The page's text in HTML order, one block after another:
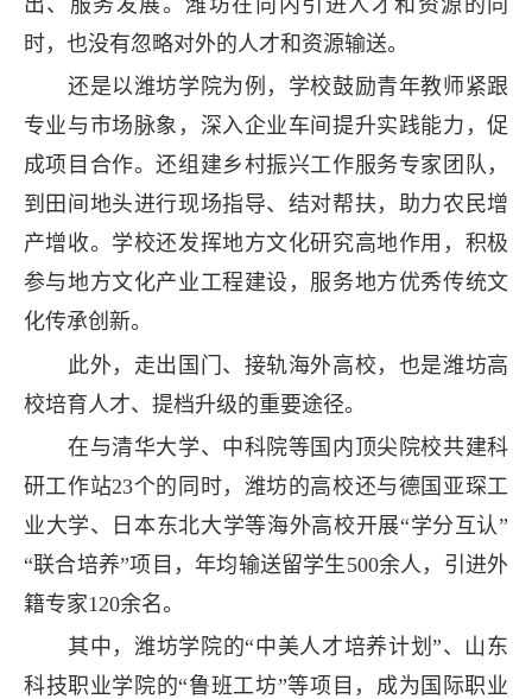
出、服务发展。潍坊在向内引进人才和资源的同
时，也没有忽略对外的人才和资源输送。
还是以潍坊学院为例，学校鼓励青年教师紧跟
专业与市场脉象，深入企业车间提升实践能力，促
成项目合作。还组建乡村振兴工作服务专家团队，
到田间地头进行现场指导、结对帮扶，助力农民增
产增收。学校还发挥地方文化研究高地作用，积极
参与地方文化产业工程建设，服务地方优秀传统文
化传承创新。
此外，走出国门、接轨海外高校，也是潍坊高
校培育人才、提档升级的重要途径。
在与清华大学、中科院等国内顶尖院校共建科
研工作站23个的同时，潍坊的高校还与德国亚琛工
业大学、日本东北大学等海外高校开展“学分互认”
“联合培养”项目，年均输送留学生500余人，引进外
籍专家120余名。
其中，潍坊学院的“中美人才培养计划”、山东
科技职业学院的“鲁班工坊”等项目，成为国际职业